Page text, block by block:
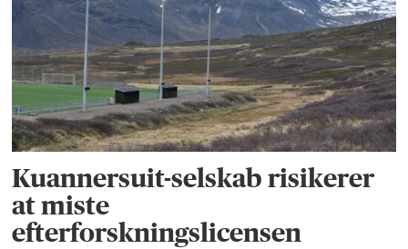
Kuannersuit-selskab risikerer
at miste
efterforskningslicensen